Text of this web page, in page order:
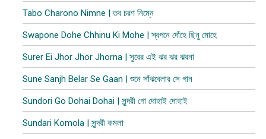
Tabo Charono Nimne | তব চরণ নিম্নে
Swapone Dohe Chhinu Ki Mohe | স্বপনে দোঁহে ছিনু মোহে
Surer Ei Jhor Jhor Jhorna | সুরের এই ঝর ঝর ঝরনা
Sune Sanjh Belar Se Gaan | শুনে সাঁঝবেলার সে গান
Sundori Go Dohai Dohai | সুন্দরী গো দোহাই দোহাই
Sundari Komola | সুন্দরী কমলা